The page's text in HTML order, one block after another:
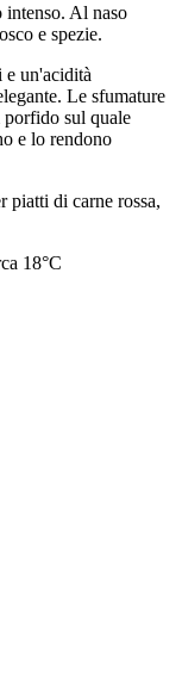
intenso. Al naso
e spezie.
e un'acidità
Le sfumature
sul quale
e lo rendono
piatti di carne rossa,
18°C